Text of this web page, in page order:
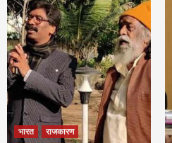
भारत राजकारण